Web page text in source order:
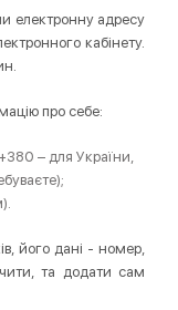
електронну адресу
кабінету.
про себе:
– для України,
його дані - номер,
та додати сам